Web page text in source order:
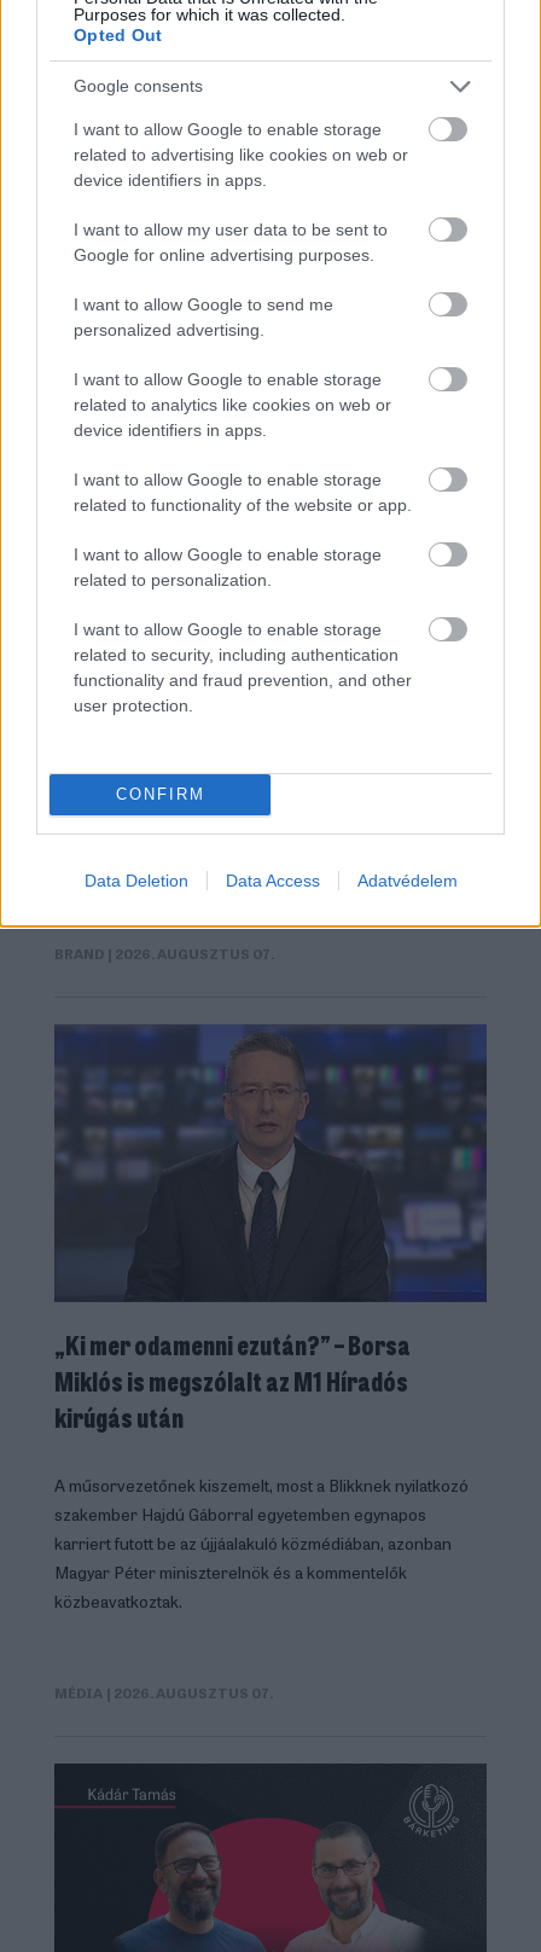
Purposes for which it was collected.
Opted Out
Google consents
I want to allow Google to enable storage
related to advertising like cookies on web or
device identifiers in apps.
I want to allow my user data to be sent to
Google for online advertising purposes.
I want to allow Google to send me
personalized advertising.
I want to allow Google to enable storage
related to analytics like cookies on web or
device identifiers in apps.
I want to allow Google to enable storage
related to functionality of the website or app.
I want to allow Google to enable storage
related to personalization.
I want to allow Google to enable storage
related to security, including authentication
functionality and fraud prevention, and other
user protection.
CONFIRM
Data Deletion Data Access Adatvédelem
Összeállt a Zwack a Motóval és
A Zwack és a Moto Pizza rendhagyó kollaborációjának
köszönhetően megszületett az Unicummal készült pizza,
BRAND | 2026. AUGUSZTUS 07.
„Ki mer odamenni ezután?” – Borsa
Miklós is megszólalt az M1 Híradós
kirúgás után
A műsorvezetőnek kiszemelt, most a Blikknek nyilatkozó
szakember Hajdú Gáborral egyetemben egynapos
karriert futott be az újjáalakuló közmédiában, azonban
Magyar Péter miniszterelnök és a kommentelők
közbeavatkoztak.
MÉDIA | 2026. AUGUSZTUS 07.